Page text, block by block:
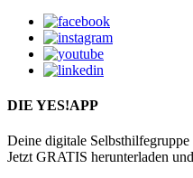
DIE YES!APP
Deine digitale Selbsthilfegruppe
Jetzt GRATIS herunterladen